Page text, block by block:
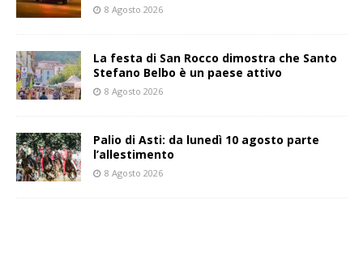
8 Agosto 2026
La festa di San Rocco dimostra che Santo
Stefano Belbo è un paese attivo
8 Agosto 2026
Palio di Asti: da lunedì 10 agosto parte
l’allestimento
8 Agosto 2026